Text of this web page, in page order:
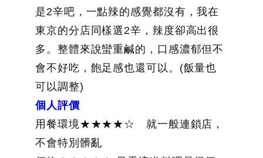
是2辛吧，一點辣的感覺都沒有，我在
東京的分店同樣選2辛，辣度卻高出很
多。整體來說蠻重鹹的，口感濃郁但不
會不好吃，飽足感也還可以。(飯量也
可以調整)
個人評價
用餐環境★★★★☆ 就一般連鎖店，
不會特別髒亂